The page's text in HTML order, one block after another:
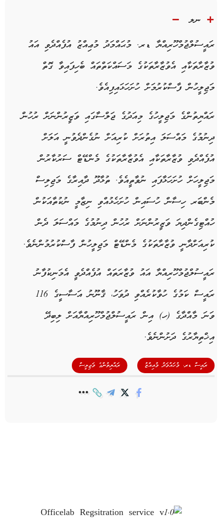
ނލ
ރައީސުލްޖުމްހޫރިއްޔާ ޑރ. މުޙައްމަދު މުޢިއްޒު އުފެއްދެވި އައު
ވުޒާރާތަކާއި އެވުޒާރާތަކުގެ މަސައްކަތްތައް ބެހިފައިވާ ގޮތް
މަޖިލީހުން ފާސްކުރުމަށް ހުށަހަޅައިފިއެވެ.
ރައްޔިތުންގެ މަޖިލީހުގެ މިއަދުގެ ޖަލްސާގައި ވަޒީރުންނަށް ރުހުން
ދިނުމުގެ މައްސަލަ އިތުރަށް ކުރިއަށް ނުގެންދެވުނީ އަލަށް
އުފެއްދެވި ވުޒާރާތަކާއި އެވުޒާރާތަކުގެ މެންޑޭޓް ސަރުކާރުން
މަޖިލީހަށް ހުށަހަޅާފައި ނުވާތީއެވެ. ތުޅާދޫ ދާއިރާގެ މަޖިލިސް
މެންބަރ ހިސާން ހުސައިން ހުށަހެޅުއްވި ނިޒާމީ ނުކުތާއަކުން
ހުއްޓިގެންދިޔަ ވަޒީރުންނަށް ރުހުން ދިނުމުގެ މައްސަލަ ދެން
ކުރިއަށްދާނީ ވުޒާރާތަކުގެ މެންޑޭޓް މަޖިލީހުން ފާސްކުރުމުންނެވެ.
ރައީސުލްޖުމްހޫރިއްޔާ އައު ވުޒާރަތައް އުފެއްދެވީ އެމަނިކުފާނު
ރައީސް ކަމުގެ ހުވާކުރެއްވި ދުވަހު، ޤާނޫނު އަސާސީގެ 116
ވަނަ މާއްދާގެ (ހ) އިން ރައީސުލްޖުމްހޫރިއްޔާއަށް ލިބިދޭ
އިޚްތިޔާރުގެ ދަށުންނެވެ.
ރައީސް ޑރ. މުހައްމަދު މުއިއްޒު ރައްޔިތުންގެ މަޖިލީސް